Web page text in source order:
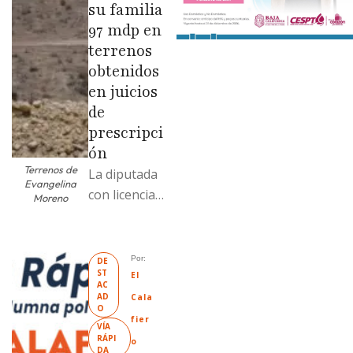
Terrenos de
Evangelina
Moreno
su familia
97 mdp en
terrenos
obtenidos
en juicios
de
prescripci
ón
La diputada
con licencia
antecedente
s de
prescripción
positiva; uno
fue
DE
ST
AC
AD
O
VÍA
RÁPI
DA
Por:
El
Cala
fier
o